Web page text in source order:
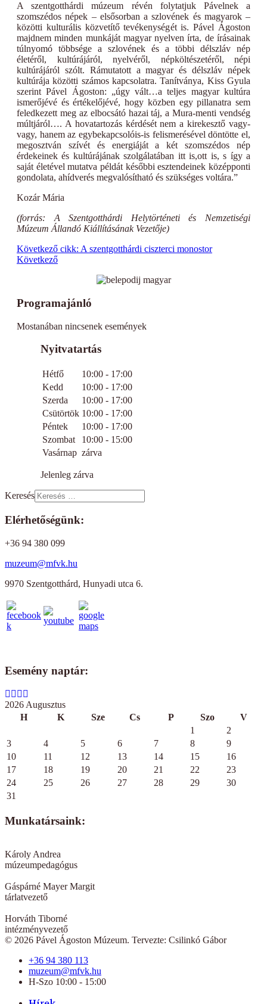
A szentgotthárdi múzeum révén folytatjuk Pávelnek a
szomszédos népek – elsősorban a szlovének és magyarok –
közötti kulturális közvetítő tevékenységét is. Pável Ágoston
majdnem minden munkáját magyar nyelven írta, de írásainak
túlnyomó többsége a szlovének és a többi délszláv nép
életéről, kultúrájáról, nyelvéről, népköltészetéről, népi
kultúrájáról szólt. Rámutatott a magyar és délszláv népek
kultúrája közötti számos kapcsolatra. Tanítványa, Kiss Gyula
szerint Pável Ágoston: „úgy vált…a teljes magyar kultúra
ismerőjévé és értékelőjévé, hogy közben egy pillanatra sem
feledkezett meg az elbocsátó hazai táj, a Mura-menti vendség
múltjáról…. A hovatartozás kérdését nem a kirekesztő vagy-
vagy, hanem az egybekapcsolóis-is felismerésével döntötte el,
megosztván szívét és energiáját a két szomszédos nép
érdekeinek és kultúrájának szolgálatában itt is,ott is, s így a
saját életével mutatva példát későbbi esztendeinek középponti
gondolata, ahídverés megvalósítható és szükséges voltára.”
Kozár Mária
(forrás: A Szentgotthárdi Helytörténeti és Nemzetiségi
Múzeum Állandó Kiállításának Vezetője)
Következő cikk: A szentgotthárdi ciszterci monostor
Következő
Programajánló
Mostanában nincsenek események
Nyitvatartás
Hétfő
10:00 - 17:00
Kedd
10:00 - 17:00
Szerda
10:00 - 17:00
Csütörtök 10:00 - 17:00
Péntek
10:00 - 17:00
Szombat
10:00 - 15:00
Vasárnap zárva
Jelenleg zárva
Keresés
Elérhetőségünk:
+36 94 380 099
muzeum@mfvk.hu
9970 Szentgotthárd, Hunyadi utca 6.
Esemény naptár:
2026 Augusztus
H
K Sze Cs P Szo
V
1
2
3
4 5 6 7 8
9
10
11 12 13 14 15
16
17
18 19 20 21 22
23
24
25 26 27 28 29
30
31
Munkatársaink:
Károly Andrea
múzeumpedagógus
Gáspárné Mayer Margit
tárlatvezető
Horváth Tiborné
intézményvezető
© 2026 Pável Ágoston Múzeum. Tervezte: Csilinkó Gábor
+36 94 380 113
muzeum@mfvk.hu
H-Szo 10:00 - 15:00